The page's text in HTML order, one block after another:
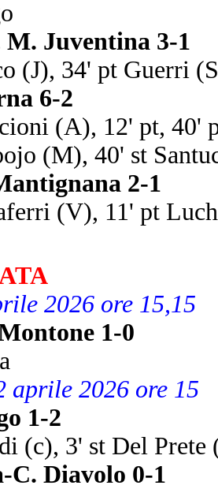
M. Juventina 3-1
(J), 34' pt Guerri
6-2
(A), 12' pt, 40'
(M), 40' st
2-1
(V), 11' pt
2026 ore 15,15
1-0
aprile 2026 ore 15
1-2
(c), 3' st Del
C. Diavolo 0-1